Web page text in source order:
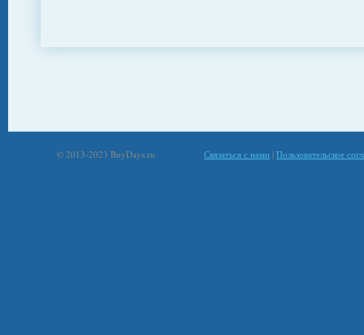
© 2013-2023 BuyDays.ru Связаться с нами | Пользовательское